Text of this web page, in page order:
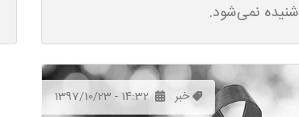
شنیده نمی‌شود.
خبر 1397/10/23 - 14:32